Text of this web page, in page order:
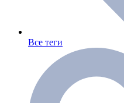
Все теги